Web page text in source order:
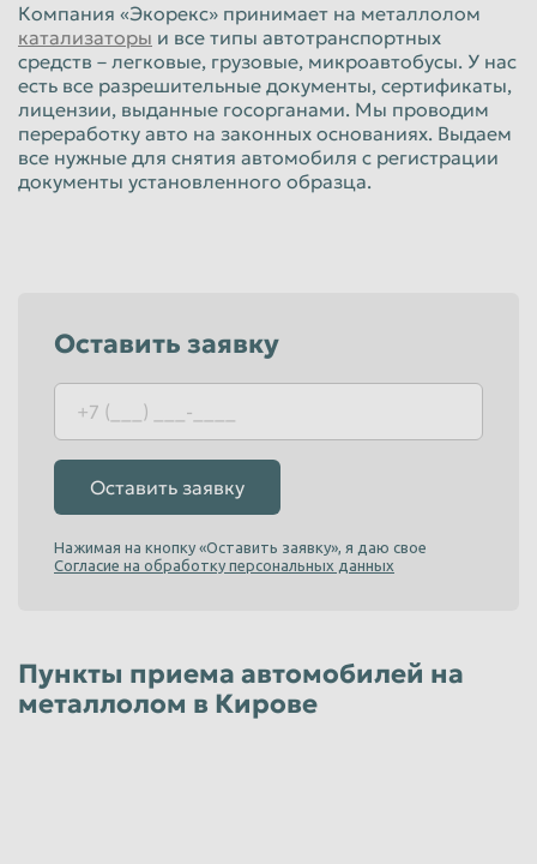
Компания «Экорекс» принимает на металлолом
катализаторы и все типы автотранспортных
средств – легковые, грузовые, микроавтобусы. У нас
есть все разрешительные документы, сертификаты,
лицензии, выданные госорганами. Мы проводим
переработку авто на законных основаниях. Выдаем
все нужные для снятия автомобиля с регистрации
документы установленного образца.
Оставить заявку
Оставить заявку
Нажимая на кнопку «Оставить заявку», я даю свое
Согласие на обработку персональных данных
Пункты приема автомобилей на
металлолом в Кирове